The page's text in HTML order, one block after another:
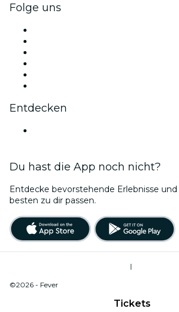
Tickets
Folge uns
Entdecken
Du hast die App noch nicht?
Entdecke bevorstehende Erlebnisse
besten zu dir passen.
|
©2026 - Fever